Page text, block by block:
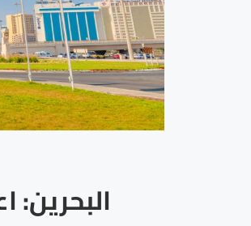
البحرين: